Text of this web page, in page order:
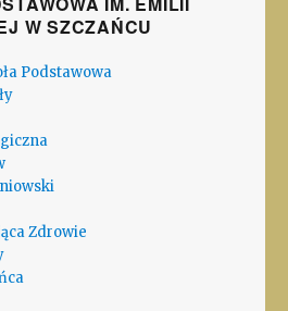
W SZCZAŃCU
Podstawowa
Zdrowie